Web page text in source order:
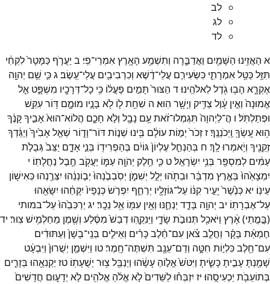
לב
לג
לד
א הַאֲזִ֥ינוּ הַשָּׁמַ֖יִם וַאֲדַבֵּ֑רָה וְתִשְׁמַ֥ע הָאָ֖רֶץאִמְרֵי־פִֽי׃ ב יַעֲרֹ֤ף כַּמָּטָר֙לִקְחִ֔י
תִּזַּ֥לכַּטַּ֖לאִמְרָתִ֑י כִּשְׂעִירִ֣ם עֲלֵי־דֶ֔שֶׁא וְכִרְבִיבִ֖ים עֲלֵי־עֵֽשֶׂב׃גכִּ֛י שֵׁ֥ם יְהוָ֖ה
אֶקְרָ֑א הָב֥וּגֹ֖דֶללֵאלֹהֵֽינוּ׃ד הַצּוּר֙ תָּמִ֣ים פָּעֳל֔וֹ כִּ֥י כָל־דְּרָכָ֖יו מִשְׁפָּ֑ט אֵ֤ל
אֱמוּנָה֙ וְאֵ֣ין עָ֔וֶל צַדִּ֥יק וְיָשָׁ֖ר הֽוּא׃ ה שִׁחֵ֥תל֛וֹ לֹ֖א בָּנָ֣יו מוּמָ֑ם דּ֥וֹרעִקֵּ֖שׁ
וּפְתַלְתֹּֽל׃ ו הֲ־לַיְהוָה֙ תִּגְמְלוּ־זֹ֔אתעַ֥ם נָבָ֖ל וְלֹ֣א חָכָ֑ם הֲלוֹא־הוּא֙אָבִ֣יךָקָּנֶ֔ךָ
ה֥וּאעָֽשְׂךָ֖ וַֽיְכֹנְנֶֽךָ׃זזְכֹר֙ יְמ֣וֹתעוֹלָ֔ם בִּ֖ינוּ שְׁנ֣וֹתדּוֹר־וָד֑וֹר שְׁאַ֤לאָבִ֙יךָ֙ וְיַגֵּ֔דְךָ
זְקֵנֶ֖יךָ וְיֹ֥אמְרוּלָֽךְ׃ ח בְּהַנְחֵ֤לעֶלְיוֹן֙גּוֹיִ֔ם בְּהַפְרִיד֖וֹ בְּנֵ֣י אָדָ֑ם יַצֵּב֙גְּבֻלֹ֣ת
עַמִּ֔ים לְמִסְפַּ֖ר בְּנֵ֥י יִשְׂרָאֵֽל׃ט כִּ֛י חֵ֥לֶק יְהֹוָ֖ה עַמּ֑וֹ יַעֲקֹ֖ב חֶ֥בֶל נַחֲלָתֽוֹ׃ י
יִמְצָאֵ֙הוּ֙ בְּאֶ֣רֶץ מִדְבָּ֔ר וּבְתֹ֖הוּ יְלֵ֣ל יְשִׁמֹ֑ן יְסֹֽבְבֶ֙נְהוּ֙ יְב֣וֹנְנֵ֔הוּ יִצְּרֶ֖נְהוּכְּאִישׁ֥וֹן
עֵינֽוֹ׃ יאכְּנֶ֙שֶׁר֙ יָעִ֣ירקִנּ֔וֹ עַל־גּוֹזָלָ֖יו יְרַחֵ֑ף יִפְרֹ֤שׂכְּנָפָיו֙ יִקָּחֵ֔הוּ יִשָּׂאֵ֖הוּ
עַל־אֶבְרָתֽוֹ׃ יב יְהוָ֖ה בָּדָ֣ד יַנְחֶ֑נּוּ וְאֵ֥ין עִמּ֖וֹ אֵ֥ל נֵכָֽר׃ יג יַרְכִּבֵ֙הוּ֙עַל־במותי
(בָּ֣מֳתֵי)אָ֔רֶץ וַיֹּאכַ֖ל תְּנוּבֹ֣ת שָׂדָ֑י וַיֵּנִקֵ֤הֽוּדְבַשׁ֙ מִסֶּ֔לַע וְשֶׁ֖מֶן מֵחַלְמִ֥ישׁ צֽוּר׃ יד
חֶמְאַ֨ת בָּקָ֜ר וַחֲלֵ֣ב צֹ֗אן עִם־חֵ֨לֶבכָּרִ֜ים וְאֵילִ֤ים בְּנֵֽי־בָשָׁן֙ וְעַתּוּדִ֔ים
עִם־חֵ֖לֶבכִּלְי֣וֹת חִטָּ֑ה וְדַם־עֵנָ֖ב תִּשְׁתֶּה־חָֽמֶר׃טו וַיִּשְׁמַ֤ן יְשֻׁרוּן֙ וַיִּבְעָ֔ט
שָׁמַ֖נְתָּעָבִ֣יתָכָּשִׂ֑יתָ וַיִּטֹּשׁ֙אֱל֣וֹהַ עָשָׂ֔הוּ וַיְנַבֵּ֖ל צ֥וּר יְשֻׁעָתֽוֹ׃ טז יַקְנִאֻ֖הוּ בְּזָרִ֑ים
בְּתוֹעֵבֹ֖ת יַכְעִיסֻֽהוּ׃ יז יִזְבְּח֗וּלַשֵּׁדִים֙לֹ֣אאֱלֹ֔הַ אֱלֹהִ֖ים לֹ֣א יְדָע֑וּם חֲדָשִׁים֙